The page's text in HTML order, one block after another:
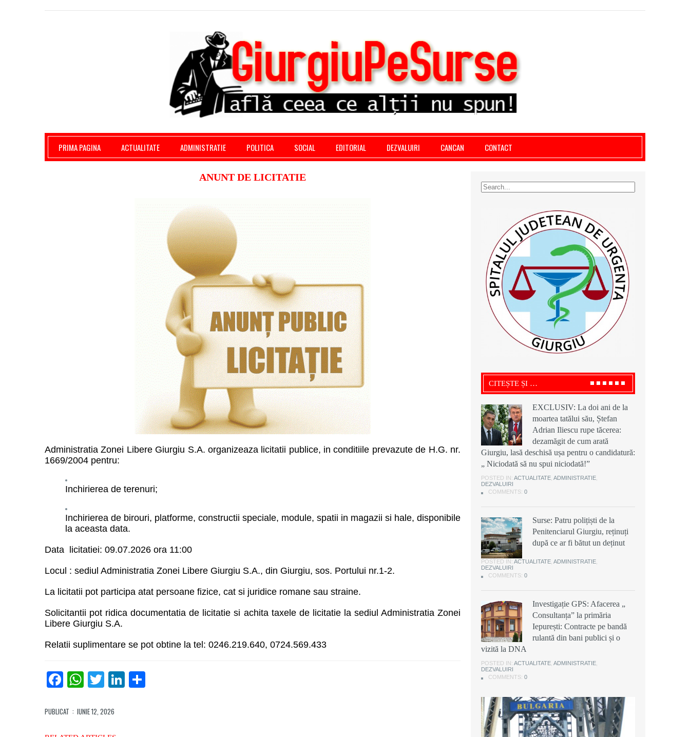
Giurgiu Pe Surse – actualitate giurgiu, administratie giurgiu, stiri politice, social economic, editoriale giurgiu, dezvaluiri, soc, cancan, stiri locale
PRIMA PAGINA
ACTUALITATE ADMINISTRATIE POLITICA SOCIAL EDITORIAL DEZVALUIRI CANCAN CONTACT
ANUNT DE LICITATIE
Administratia Zonei Libere Giurgiu S.A. organizeaza licitatii publice, in conditiile prevazute de H.G. nr.
1669/2004 pentru:
Inchirierea de terenuri;
Inchirierea de birouri, platforme, constructii speciale, module, spatii in magazii si hale, disponibile
la aceasta data.
Data licitatiei: 09.07.2026 ora 11:00
Locul : sediul Administratia Zonei Libere Giurgiu S.A., din Giurgiu, sos. Portului nr.1-2.
La licitatii pot participa atat persoane fizice, cat si juridice romane sau straine.
Solicitantii pot ridica documentatia de licitatie si achita taxele de licitatie la sediul Administratia Zonei
Libere Giurgiu S.A.
Relatii suplimentare se pot obtine la tel: 0246.219.640, 0724.569.433
Facebook
WhatsApp
TwitterLinkedIn
PUBLICAT : IUNIE 12, 2026
CITEȘTE ȘI …
EXCLUSIV: La doi ani de la
moartea tatălui său, Ștefan
Adrian Iliescu rupe tăcerea:
dezamăgit de cum arată
Giurgiu, lasă deschisă ușa pentru o candidatură:
„ Niciodată să nu spui niciodată!”
POSTED IN: ACTUALITATE ADMINISTRATIE
DEZVALUIRI
COMMENTS: 0
Surse: Patru polițiști de la
Penitenciarul Giurgiu, reținuți
după ce ar fi bătut un deținut
POSTED IN: ACTUALITATE ADMINISTRATIE
DEZVALUIRI
COMMENTS: 0
Investigație GPS: Afacerea „
Consultanța” la primăria
Iepurești: Contracte pe bandă
rulantă din bani publici și o
vizită la DNA
POSTED IN: ACTUALITATE ADMINISTRATIE
DEZVALUIRI
COMMENTS: 0